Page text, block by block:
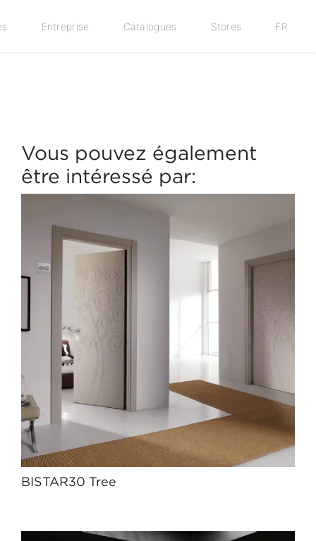
Entreprise Catalogues Stores FR
Vous pouvez également
être intéressé par:
BISTAR30 Tree